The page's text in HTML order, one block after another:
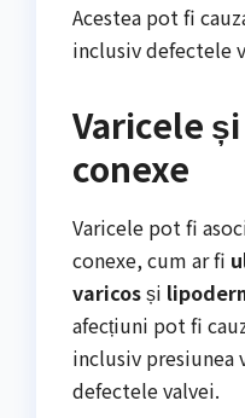
Acestea pot fi
inclusiv defectele
Varicele
conexe
Varicele pot fi
conexe, cum ar fi
varicosși
afecțiuni pot fi
inclusiv presiunea
defectele valvei.